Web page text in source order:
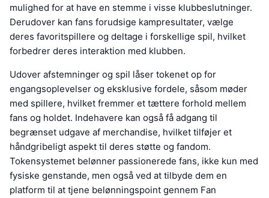
mulighed for at have en stemme i visse klubbeslutninger.
Derudover kan fans forudsige kampresultater, vælge
deres favoritspillere og deltage i forskellige spil, hvilket
forbedrer deres interaktion med klubben.
Udover afstemninger og spil låser tokenet op for
engangsoplevelser og eksklusive fordele, såsom møder
med spillere, hvilket fremmer et tættere forhold mellem
fans og holdet. Indehavere kan også få adgang til
begrænset udgave af merchandise, hvilket tilføjer et
håndgribeligt aspekt til deres støtte og fandom.
Tokensystemet belønner passionerede fans, ikke kun med
fysiske genstande, men også ved at tilbyde dem en
platform til at tjene belønningspoint gennem Fan